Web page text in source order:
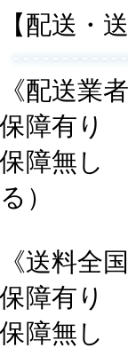
【配送・
《配送業者
保障有り
保障無し
る）
《送料全
保障有り
保障無し